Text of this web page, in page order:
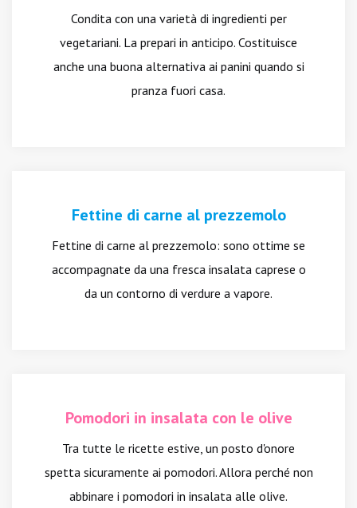
Condita con una varietà di ingredienti per
vegetariani. La prepari in anticipo. Costituisce
anche una buona alternativa ai panini quando si
pranza fuori casa.
Fettine di carne al prezzemolo
Fettine di carne al prezzemolo: sono ottime se
accompagnate da una fresca insalata caprese o
da un contorno di verdure a vapore.
Pomodori in insalata con le olive
Tra tutte le ricette estive, un posto d'onore
spetta sicuramente ai pomodori. Allora perché non
abbinare i pomodori in insalata alle olive.